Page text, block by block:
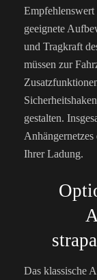
Empfehlenswert
geeignete
und Tragkraft
müssen zur
gestalten.
Ihrer Ladung.
Das klassische